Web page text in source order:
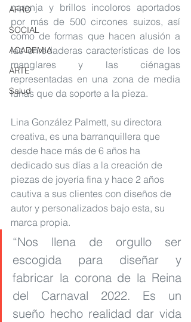
AFRO
SOCIAL
ACADEMIA
ARTE
Salud
naranja y brillos incoloros aportados
por más de 500 circones suizos, así
como de formas que hacen alusión a
las enredaderas características de los
manglares y las ciénagas
representadas en una zona de media
lunas que da soporte a la pieza.
Lina González Palmett, su directora
creativa, es una barranquillera que
desde hace más de 6 años ha
dedicado sus días a la creación de
piezas de joyería fina y hace 2 años
cautiva a sus clientes con diseños de
autor y personalizados bajo esta, su
marca propia.
“Nos llena de orgullo ser
escogida para diseñar y
fabricar la corona de la Reina
del Carnaval 2022. Es un
sueño hecho realidad dar vida